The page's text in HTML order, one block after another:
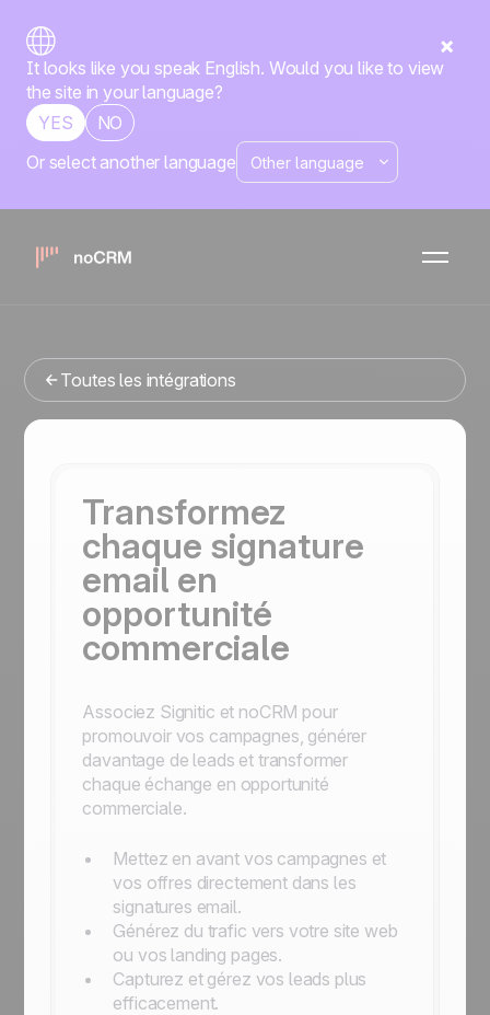
It looks like you speak English. Would you like to view
the site in your language?
YES
NO
Or select another language
Famille Positive Native
SigniticxnoCRM
Vous cherchez un outil de gestion commerciale qui
Toutes les intégrations
Transformez
chaque signature
email en
opportunité
commerciale
Associez Signitic et noCRM pour
promouvoir vos campagnes, générer
davantage de leads et transformer
chaque échange en opportunité
commerciale.
Mettez en avant vos campagnes et
vos offres directement dans les
signatures email.
Générez du trafic vers votre site web
ou vos landing pages.
Capturez et gérez vos leads plus
efficacement.